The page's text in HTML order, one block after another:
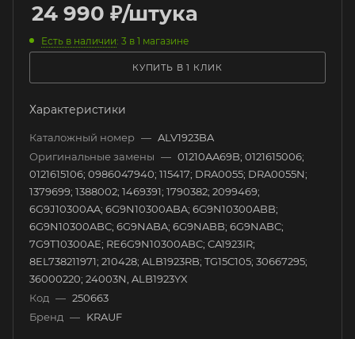
24 990 ₽/штука
Есть в наличии: 3 в 1 магазине
КУПИТЬ В 1 КЛИК
Характеристики
Каталожный номер — ALV1923BA
Оригинальные замены — 01210AA69B; 0121615006;
0121615106; 0986047940; 115417; DRA0055; DRA0055N;
1379699; 1388002; 1469391; 1790382; 2099469;
6G9J10300AA; 6G9N10300ABA; 6G9N10300ABB;
6G9N10300ABC; 6G9NABA; 6G9NABB; 6G9NABC;
7G9T10300AE; RE6G9N10300ABC; CA1923IR;
8EL738211971; 210428; ALB1923RB; TG15C105; 30667295;
36000220; 24003N, ALB1923YX
Код — 250663
Бренд — KRAUF